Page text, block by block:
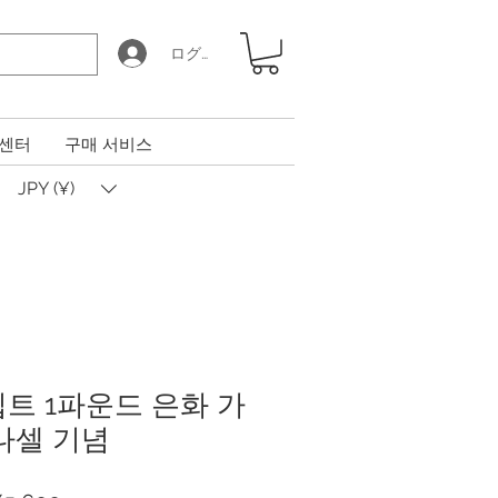
ログイン
터 구매 서비스
JPY (¥)
1파운드 은화 가
셀 기념